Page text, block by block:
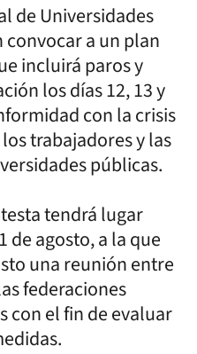
de Universidades
a un plan
incluirá paros y
los días 12, 13 y
con la crisis
trabajadores y las
públicas.
tendrá lugar
de agosto, a la que
una reunión entre
federaciones
con el fin de evaluar